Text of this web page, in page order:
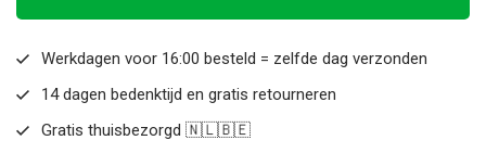
Werkdagen voor 16:00 besteld = zelfde dag verzonden
14 dagen bedenktijd en gratis retourneren
Gratis thuisbezorgd 🇳🇱🇧🇪